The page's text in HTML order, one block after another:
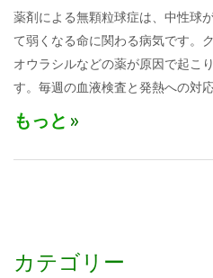
薬剤による無顆粒球症は、中性球
て弱くなる命に関わる病気です。
オウラシルなどの薬が原因で起こ
す。毎週の血液検査と発熱への対
もっと
カテゴリー